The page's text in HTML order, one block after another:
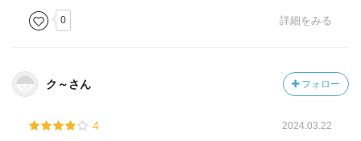
0 詳細をみる
ク～さん フォロー
4 2024.03.22